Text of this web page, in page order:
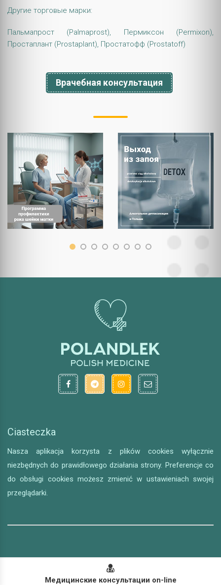
Другие торговые марки:
Пальмапрост (Palmaprost), Пермиксон (Permixon),
Простаплант (Prostaplant), Простатофф (Prostatoff)
Врачебная консультация
Ciasteczka
Nasza aplikacja korzysta z plików cookies wyłącznie
niezbędnych do prawidłowego działania strony. Preferencje co
do obsługi cookies możesz zmienić w ustawieniach swojej
przeglądarki.
Медицинские консультации on-line